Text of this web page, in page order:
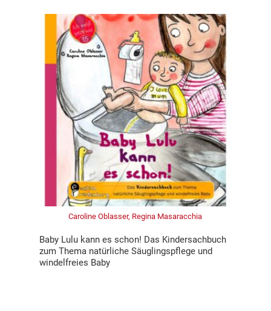
Caroline Oblasser, Regina Masaracchia
Baby Lulu kann es schon! Das Kindersachbuch
zum Thema natürliche Säuglingspflege und
windelfreies Baby